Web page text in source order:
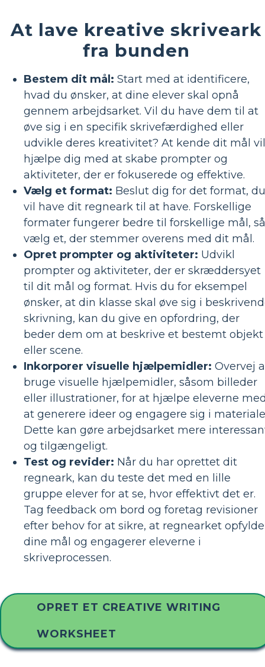
At lave kreative skriveark
fra bunden
Bestem dit mål: Start med at identificere,
hvad du ønsker, at dine elever skal opnå
gennem arbejdsarket. Vil du have dem til at
øve sig i en specifik skrivefærdighed eller
udvikle deres kreativitet? At kende dit mål vil
hjælpe dig med at skabe prompter og
aktiviteter, der er fokuserede og effektive.
Vælg et format: Beslut dig for det format, du
vil have dit regneark til at have. Forskellige
formater fungerer bedre til forskellige mål, så
vælg et, der stemmer overens med dit mål.
Opret prompter og aktiviteter: Udvikl
prompter og aktiviteter, der er skræddersyet
til dit mål og format. Hvis du for eksempel
ønsker, at din klasse skal øve sig i
skrivning, kan du give en opfordring, der
beder dem om at beskrive et bestemt objekt
eller scene.
Inkorporer visuelle hjælpemidler: Overvej
bruge visuelle hjælpemidler, såsom billeder
eller illustrationer, for at hjælpe eleverne
at generere ideer og engagere sig i
Dette kan gøre arbejdsarket mere
og tilgængeligt.
Test og revider: Når du har oprettet dit
regneark, kan du teste det med en lille
gruppe elever for at se, hvor effektivt det er.
Tag feedback om bord og foretag revisioner
efter behov for at sikre, at regnearket
dine mål og engagerer eleverne i
skriveprocessen.
OPRET ET CREATIVE WRITING
WORKSHEET